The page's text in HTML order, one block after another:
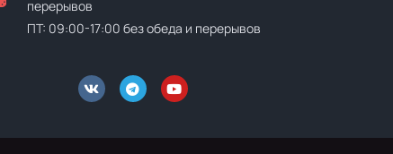
перерывов
ПТ: 09:00-17:00 без обеда и перерывов